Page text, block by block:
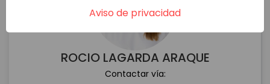
ROCIO LAGARDA ARAQUE
Contactar vía:
Aviso de privacidad